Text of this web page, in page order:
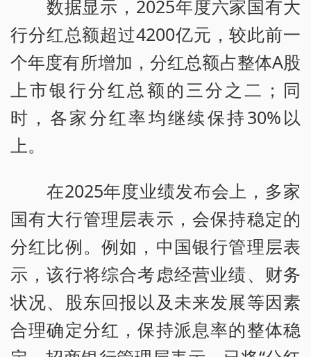
数据显示，2025年度六家国有大
行分红总额超过4200亿元，较此前一
个年度有所增加，分红总额占整体A股
上市银行分红总额的三分之二；同
时，各家分红率均继续保持30%以
上。
在2025年度业绩发布会上，多家
国有大行管理层表示，会保持稳定的
分红比例。例如，中国银行管理层表
示，该行将综合考虑经营业绩、财务
状况、股东回报以及未来发展等因素
合理确定分红，保持派息率的整体稳